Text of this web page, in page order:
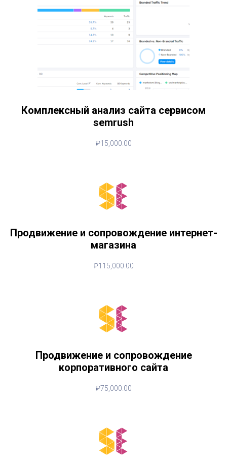
Комплексный анализ сайта сервисом
semrush
₽15,000.00
Продвижение и сопровождение интернет-
магазина
₽115,000.00
Продвижение и сопровождение
корпоративного сайта
₽75,000.00